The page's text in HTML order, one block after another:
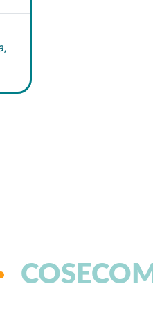
COSECOM